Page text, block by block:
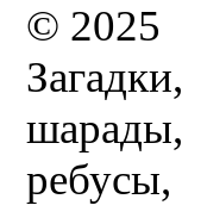
© 2025
Загадки,
шарады,
ребусы,